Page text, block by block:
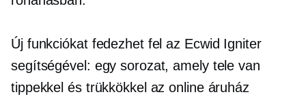
Új funkciókat fedezhet fel az Ecwid Igniter
segítségével: egy sorozat, amely tele van
tippekkel és trükkökkel az online áruház